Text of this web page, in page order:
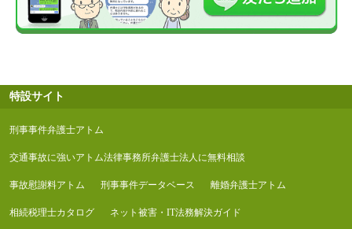
特設サイト
刑事事件弁護士アトム
交通事故に強いアトム法律事務所弁護士法人に無料相談
事故慰謝料アトム 刑事事件データベース 離婚弁護士アトム
相続税理士カタログ ネット被害・IT法務解決ガイド